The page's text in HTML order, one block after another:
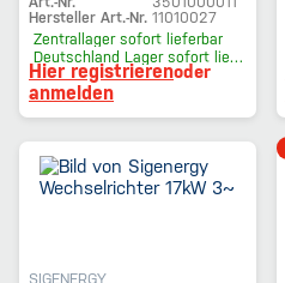
Hersteller Art.-Nr. 11010027
Zentrallager sofort lieferbar
Deutschland Lager sofort lieferbar
Hier registrierenoder
anmelden
SIGENERGY